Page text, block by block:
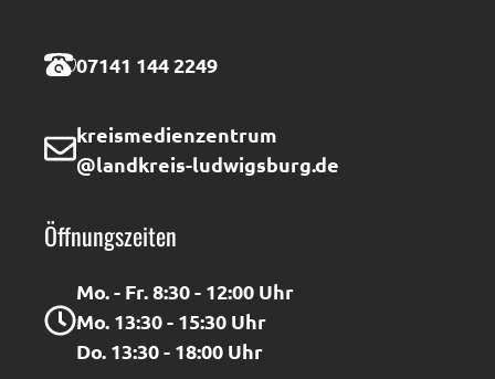
07141 144 2249
kreismedienzentrum
@landkreis-ludwigsburg.de
Öffnungszeiten
Mo. - Fr. 8:30 - 12:00 Uhr
Mo. 13:30 - 15:30 Uhr
Do. 13:30 - 18:00 Uhr